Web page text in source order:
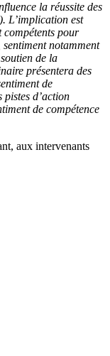
la réussite des
L’implication est
compétents pour
notamment
de la
présentera des
de
pistes d’action
de compétence
aux intervenants